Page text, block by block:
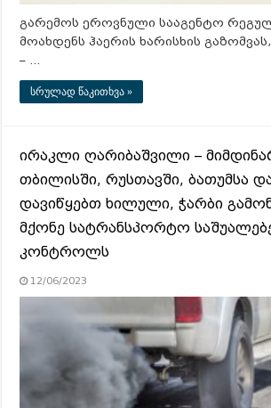
გარემოს ეროვნული სააგენტო
მოახდენს ჰაერის ხარისხის
– …
სრულად წაკითხვა »
ირაკლი ღარიბაშვილი –
თბილისში, რუსთავში, ბათუმსა
დავიწყებთ ხილული, ჭარბი
მქონე სატრანსპორტო
კონტროლს
12/06/2023